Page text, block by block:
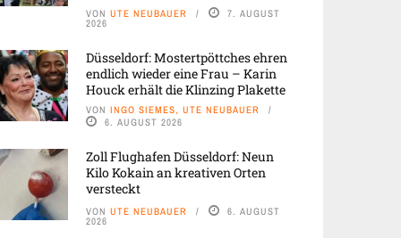
VON UTE NEUBAUER 7. AUGUST
2026
Düsseldorf: Mostertpöttches ehren
endlich wieder eine Frau – Karin
Houck erhält die Klinzing Plakette
VON INGO SIEMES, UTE NEUBAUER
6. AUGUST 2026
Zoll Flughafen Düsseldorf: Neun
Kilo Kokain an kreativen Orten
versteckt
VON UTE NEUBAUER 6. AUGUST
2026